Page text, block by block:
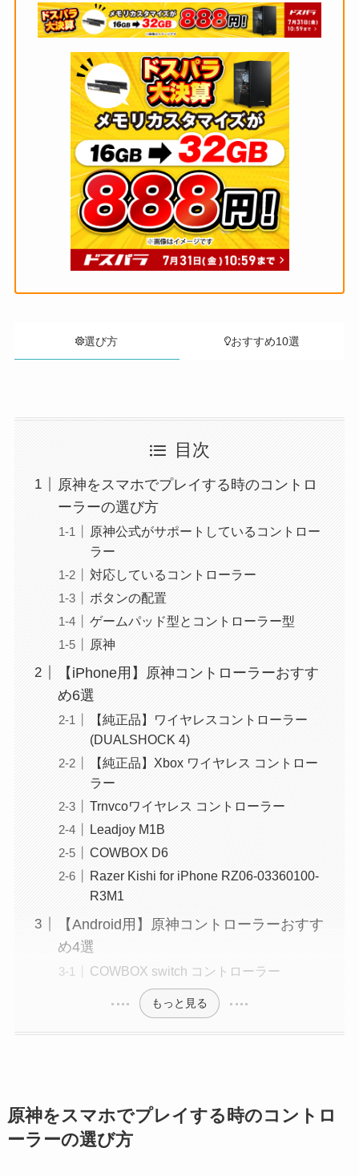
選び方 おすすめ10選
目次
原神をスマホでプレイする時のコントロ
ーラーの選び方
原神公式がサポートしているコントロー
ラー
対応しているコントローラー
ボタンの配置
ゲームパッド型とコントローラー型
原神
【iPhone用】原神コントローラーおすす
め6選
【純正品】ワイヤレスコントローラー
(DUALSHOCK 4)
【純正品】Xbox ワイヤレス コントロー
ラー
Trnvcoワイヤレス コントローラー
Leadjoy M1B
COWBOX D6
Razer Kishi for iPhone RZ06-03360100-
R3M1
【Android用】原神コントローラーおすす
め4選
COWBOX switch コントローラー
もっと見る
原神をスマホでプレイする時のコントロ
ーラーの選び方